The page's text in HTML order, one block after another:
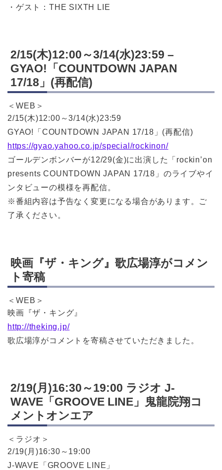
・ゲスト：THE SIXTH LIE
2/15(木)12:00～3/14(水)23:59 –
GYAO!「COUNTDOWN JAPAN
17/18」(再配信)
＜WEB＞
2/15(木)12:00～3/14(水)23:59
GYAO!「COUNTDOWN JAPAN 17/18」(再配信)
https://gyao.yahoo.co.jp/special/rockinon/
ゴールデンボンバーが12/29(金)に出演した「rockin’on
presents COUNTDOWN JAPAN 17/18」のライブやイ
ンタビューの模様を再配信。
※番組内容は予告なく変更になる場合があります。ご
了承ください。
映画『ザ・キング』歌広場淳がコメン
ト寄稿
＜WEB＞
映画『ザ・キング』
http://theking.jp/
歌広場淳がコメントを寄稿させていただきました。
2/19(月)16:30～19:00 ラジオ J-
WAVE「GROOVE LINE」鬼龍院翔コ
メントオンエア
＜ラジオ＞
2/19(月)16:30～19:00
J-WAVE「GROOVE LINE」